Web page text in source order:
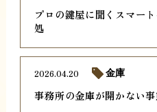
プロの鍵屋に聞くスマー
処
事務所の金庫が開かない
2026.04.20 金庫